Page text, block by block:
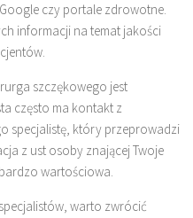
czy portale zdrowotne.
informacji na temat jakości
szczękowego jest
często ma kontakt z
specjalistę, który przeprowadzi
z ust osoby znającej Twoje
wartościowa.
warto zwrócić